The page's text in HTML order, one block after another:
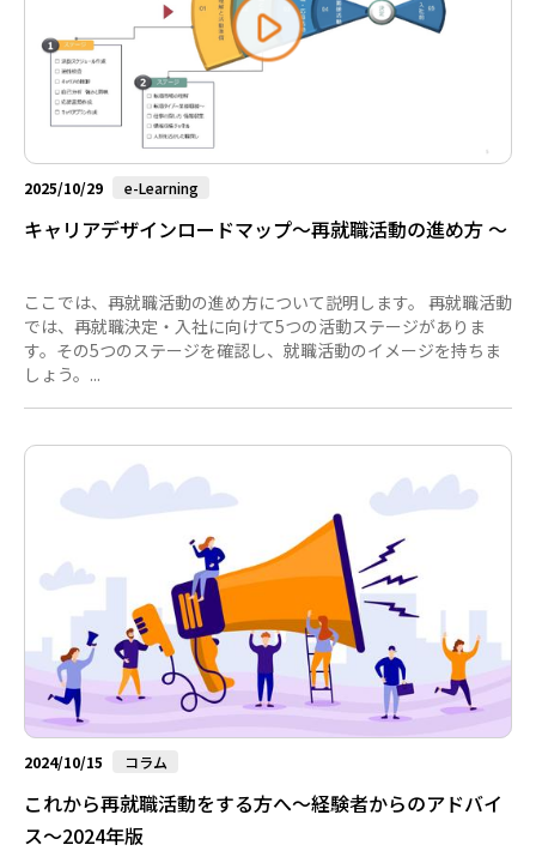
2025/10/29 e-Learning
キャリアデザインロードマップ～再就職活動の進め方 ～
ここでは、再就職活動の進め方について説明します。 再就職活動
では、再就職決定・入社に向けて5つの活動ステージがありま
す。その5つのステージを確認し、就職活動のイメージを持ちま
しょう。...
2024/10/15 コラム
これから再就職活動をする方へ～経験者からのアドバイ
ス～2024年版